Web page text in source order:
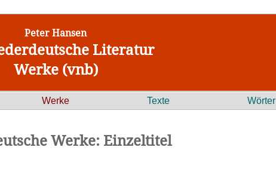
Peter Hansen
Literatur
Werke (vnb)
Werke Texte Wörter
Werke: Einzeltitel